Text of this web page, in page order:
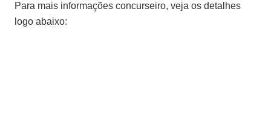
Para mais informações concurseiro, veja os detalhes
logo abaixo: